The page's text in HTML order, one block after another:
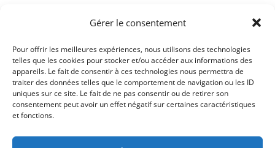
Gérer le consentement
Pour offrir les meilleures expériences, nous utilisons des technologies
telles que les cookies pour stocker et/ou accéder aux informations des
appareils. Le fait de consentir à ces technologies nous permettra de
traiter des données telles que le comportement de navigation ou les ID
uniques sur ce site. Le fait de ne pas consentir ou de retirer son
consentement peut avoir un effet négatif sur certaines caractéristiques
et fonctions.
Le Blog